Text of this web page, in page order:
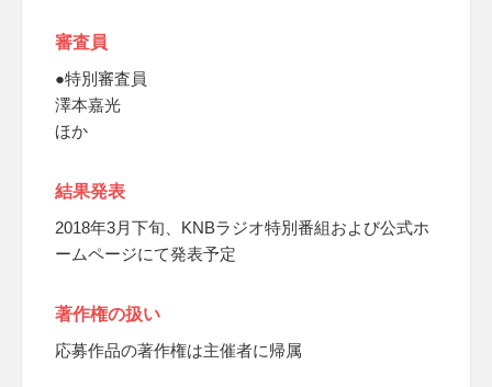
審査員
●特別審査員
澤本嘉光
ほか
結果発表
2018年3月下旬、KNBラジオ特別番組および公式ホ
ームページにて発表予定
著作権の扱い
応募作品の著作権は主催者に帰属